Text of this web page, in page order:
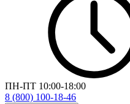
ПН-ПТ 10:00-18:00
8 (800) 100-18-46